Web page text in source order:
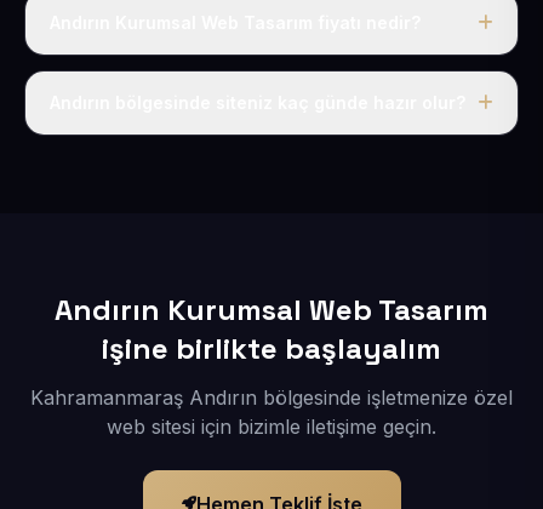
Tek fiyat uygulanır: yıllık 50 USD + KDV. Bu bedele alan
Andırın Kurumsal Web Tasarım
işine birlikte başlayalım
Kahramanmaraş Andırın bölgesinde işletmenize özel
web sitesi için bizimle iletişime geçin.
Hemen Teklif İste